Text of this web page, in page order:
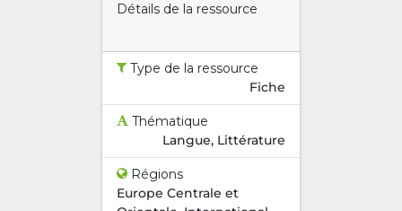
Détails de la ressource
Type de la ressource
Fiche
Thématique
Langue, Littérature
Régions
Europe Centrale et